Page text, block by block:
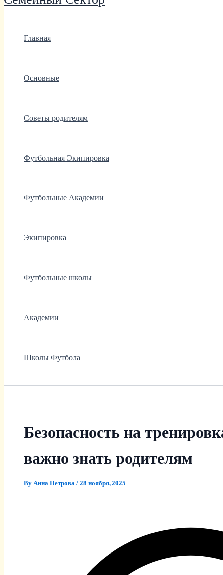
Главная
Основные
Советы родителям
Футбольная Экипировка
Футбольные Академии
Экипировка
Футбольные школы
Академии
Школы Футбола
Безопасность на
важно знать родителям
By Анна Петрова / 28 ноября, 2025